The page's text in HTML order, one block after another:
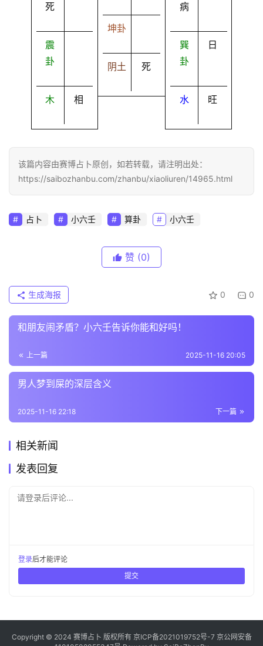
死
震
卦
木 相
坤卦
阴土 死
病
巽
卦
日
水 旺
该篇内容由赛博占卜原创，如若转载，请注明出处：
https://saibozhanbu.com/zhanbu/xiaoliuren/14965.html
占卜 小六壬 算卦 小六壬
赞 (0)
0 0
生成海报
和朋友闹矛盾？小六壬告诉你能和好吗！
上一篇 2025-11-16 20:05
男人梦到屎的深层含义
下一篇
2025-11-16 22:18
相关新闻
发表回复
请登录后评论...
登录后才能评论
提交
Copyright © 2024 赛博占卜 版权所有 京ICP备2021019752号-7 京公网安备